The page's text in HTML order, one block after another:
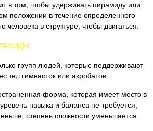
в том, чтобы удерживать пирамиду или
положении в течение определенного
человека в структуре, чтобы двигаться.
групп людей, которые поддерживают
тел гимнасток или акробатов..
форма, которая имеет место в
навыка и баланса не требуется,
степень сложности уменьшается.